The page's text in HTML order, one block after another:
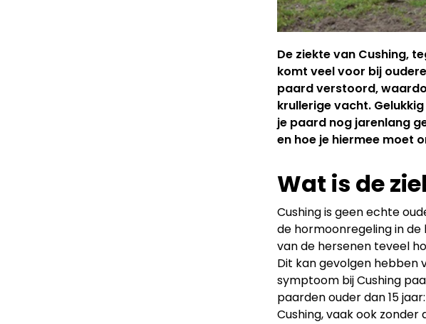
De ziekte van Cushing,
komt veel voor bij
paard verstoord,
krullerige vacht.
je paard nog jarenlang
en hoe je hiermee moet
Wat is de
Cushing is geen echte
de hormoonregeling in
van de hersenen teveel
Dit kan gevolgen hebben
symptoom bij Cushing
paarden ouder dan 15
Cushing, vaak ook